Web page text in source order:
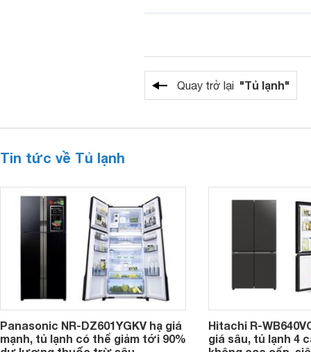
Quay trở lại "Tủ lạnh"
Tin tức về Tủ lạnh
Panasonic NR-DZ601YGKV hạ giá
mạnh, tủ lạnh có thể giảm tới 90%
Hitachi R-
giá sâu, tủ lạnh 4